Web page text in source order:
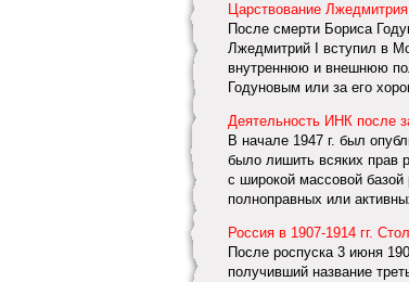
Царствование
После смерти Бориса
Лжедмитрий I вступил в
внутреннюю и внешнюю
Годуновым или за его
Деятельность ИНК после
В начале 1947 г. был
было лишить всяких прав
с широкой массовой
полноправных или
Россия в 1907-1914 гг.
После роспуска 3 июня
получивший название